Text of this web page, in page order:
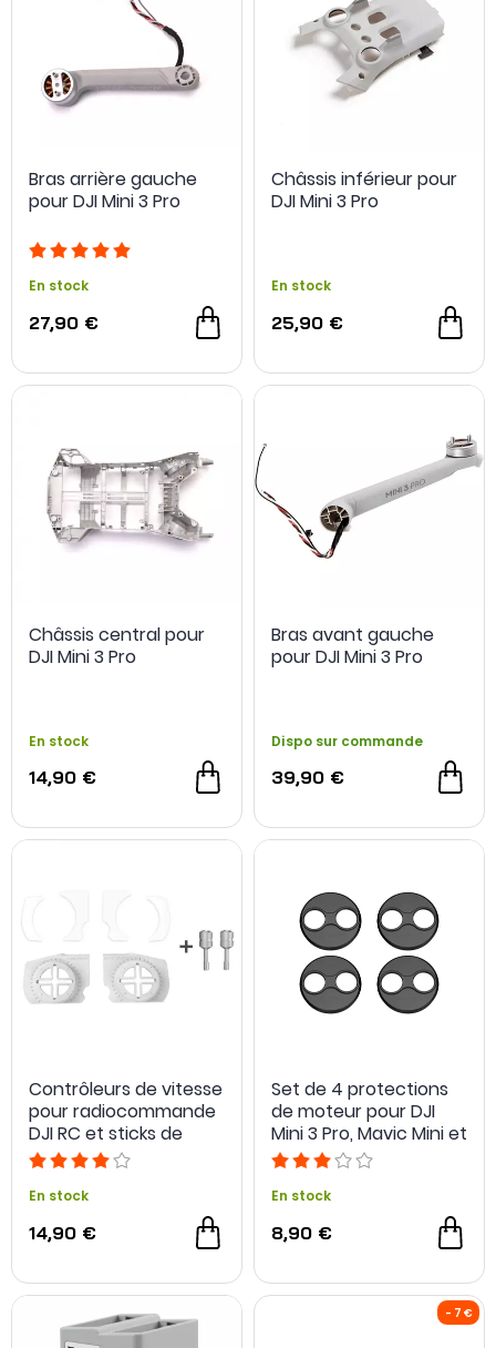
Bras arrière gauche
pour DJI Mini 3 Pro
En stock
27,90 €
Châssis inférieur pour
DJI Mini 3 Pro
En stock
25,90 €
Châssis central pour
DJI Mini 3 Pro
En stock
14,90 €
Bras avant gauche
pour DJI Mini 3 Pro
Dispo sur commande
39,90 €
Contrôleurs de vitesse
pour radiocommande
DJI RC et sticks de
contrôle en titane -
En stock
14,90 €
Set de 4 protections
de moteur pour DJI
Mini 3 Pro, Mavic Mini et
Mini SE - Sunnylife
En stock
8,90 €